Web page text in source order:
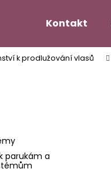
Kontakt
k prodlužování vlasů
parukám a